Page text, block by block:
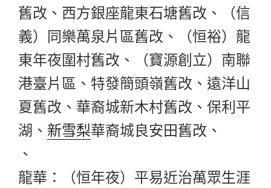
舊改、西方銀座龍東石塘舊改、（信
義）同樂萬泉片區舊改、（恒裕）龍
東年夜圍村舊改、（寶源創立）南聯
港臺片區、特發簡頭嶺舊改、遠洋山
夏舊改、華裔城新木村舊改、保利平
湖、 新雪梨華裔城良安田舊改、
、
龍華：（恒年夜）平易近治萬眾生涯